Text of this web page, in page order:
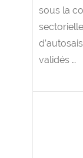
sous la
validés …